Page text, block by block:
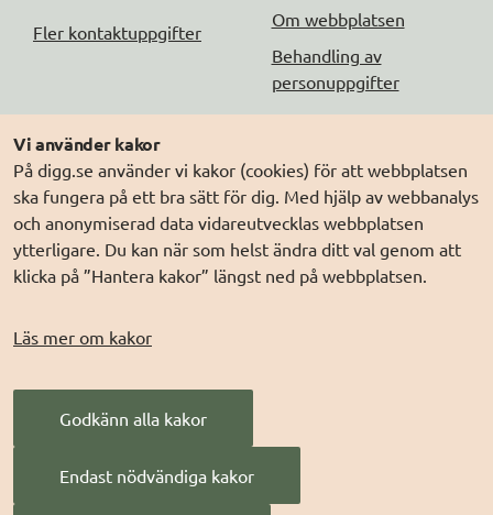
Vi använder kakor
På digg.se använder vi kakor (cookies) för att webbplatsen
ska fungera på ett bra sätt för dig. Med hjälp av webbanalys
och anonymiserad data vidareutvecklas webbplatsen
ytterligare. Du kan när som helst ändra ditt val genom att
klicka på ”Hantera kakor” längst ned på webbplatsen.
Läs mer om kakor
Godkänn alla kakor
Endast nödvändiga kakor
Fler kontaktuppgifter
Om webbplatsen
Behandling av
personuppgifter
Följ oss
DIGG på
Prenumerera på nyheter
DIGG på
LinkedIn
DIGG på
PressMachine
DIGG på
Digg play
Elegitimation.se
Min myndighetspost
Sveriges dataportal
Sweden Connect
förvaltning